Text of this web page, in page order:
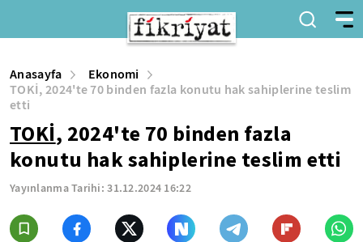
Anasayfa
Ekonomi
TOKİ, 2024'te 70 binden fazla konutu hak sahiplerine teslim
etti
TOKİ, 2024'te 70 binden fazla
konutu hak sahiplerine teslim etti
Yayınlanma Tarihi:31.12.2024 16:22